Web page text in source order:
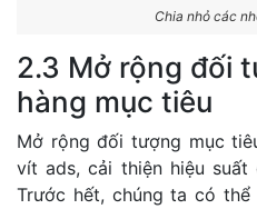
Chia nhỏ các
2.3 Mở rộng đối
hàng mục tiêu
Mở rộng đối tượng mục
vít ads, cải thiện hiệu suất
Trước hết, chúng ta có